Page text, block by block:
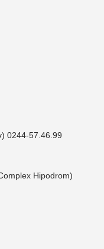
0244-57.46.99
Hipodrom)